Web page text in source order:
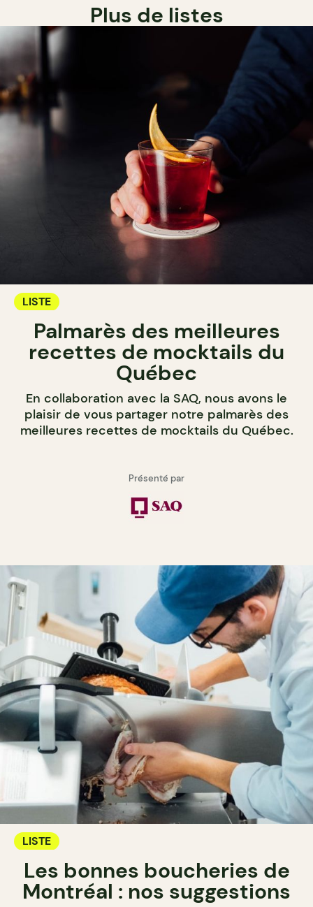
Plus de listes
LISTE
Palmarès des meilleures
recettes de mocktails du
Québec
En collaboration avec la SAQ, nous avons le
plaisir de vous partager notre palmarès des
meilleures recettes de mocktails du Québec.
Présenté par
LISTE
Les bonnes boucheries de
Montréal : nos suggestions